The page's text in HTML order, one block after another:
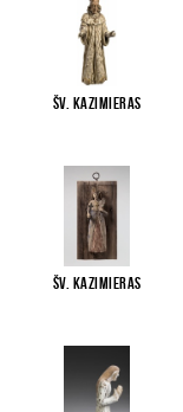
Šv. Kazimieras
Šv. Kazimieras